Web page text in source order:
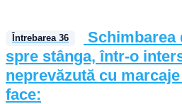
Întrebarea 36
Schimbarea
spre stânga, într-o
neprevăzută cu
face: